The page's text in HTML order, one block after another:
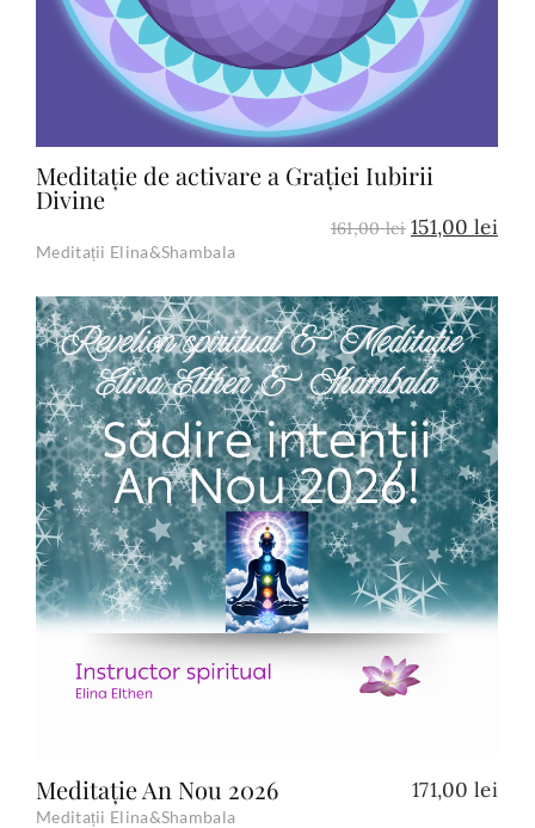
Meditație de activare a Grației Iubirii
Divine
161,00lei 151,00lei
Meditații Elina&Shambala
Add to Cart
Meditație An Nou 2026 171,00lei
Meditații Elina&Shambala